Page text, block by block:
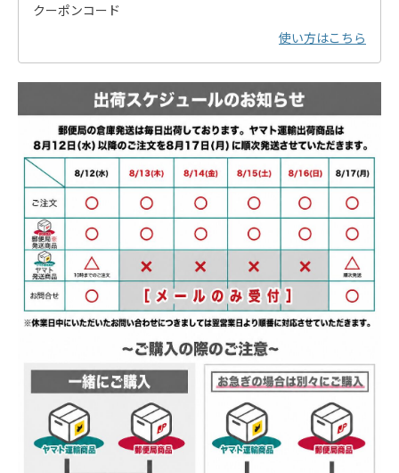
クーポンコード
使い方はこちら